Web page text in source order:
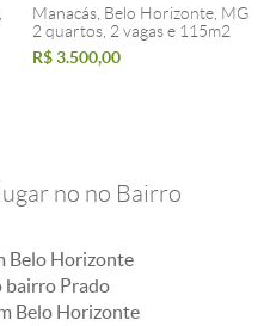
Manacás, Belo Horizonte, MG
2 quartos, 2 vagas e 115m2
R$ 3.500,00
no no Bairro
Belo Horizonte
bairro Prado
Belo Horizonte